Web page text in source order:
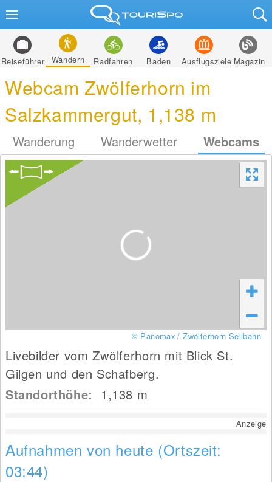
Reiseführer Wandern Radfahren Baden Ausflugsziele Magazin
Webcam Zwölferhorn im
Salzkammergut, 1,138 m
Wanderung Wanderwetter Webcams
© Panomax / Zwölferhorn Seilbahn
Livebilder vom Zwölferhorn mit Blick St.
Gilgen und den Schafberg.
Standorthöhe: 1,138 m
Anzeige
Aufnahmen von heute (Ortszeit:
03:44)